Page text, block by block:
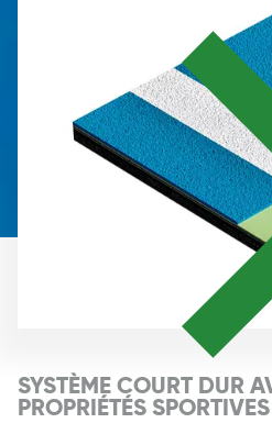
SYSTÈME COURT DUR
PROPRIÉTÉS